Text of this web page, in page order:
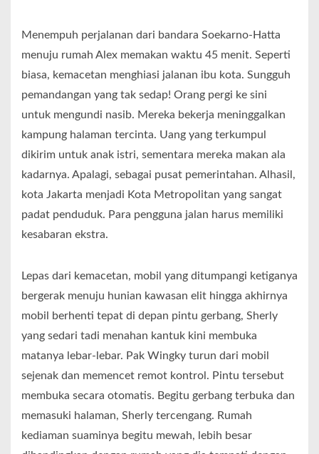
Menempuh perjalanan dari bandara Soekarno-Hatta
menuju rumah Alex memakan waktu 45 menit. Seperti
biasa, kemacetan menghiasi jalanan ibu kota. Sungguh
pemandangan yang tak sedap! Orang pergi ke sini
untuk mengundi nasib. Mereka bekerja meninggalkan
kampung halaman tercinta. Uang yang terkumpul
dikirim untuk anak istri, sementara mereka makan ala
kadarnya. Apalagi, sebagai pusat pemerintahan. Alhasil,
kota Jakarta menjadi Kota Metropolitan yang sangat
padat penduduk. Para pengguna jalan harus memiliki
kesabaran ekstra.
Lepas dari kemacetan, mobil yang ditumpangi ketiganya
bergerak menuju hunian kawasan elit hingga akhirnya
mobil berhenti tepat di depan pintu gerbang, Sherly
yang sedari tadi menahan kantuk kini membuka
matanya lebar-lebar. Pak Wingky turun dari mobil
sejenak dan memencet remot kontrol. Pintu tersebut
membuka secara otomatis. Begitu gerbang terbuka dan
memasuki halaman, Sherly tercengang. Rumah
kediaman suaminya begitu mewah, lebih besar